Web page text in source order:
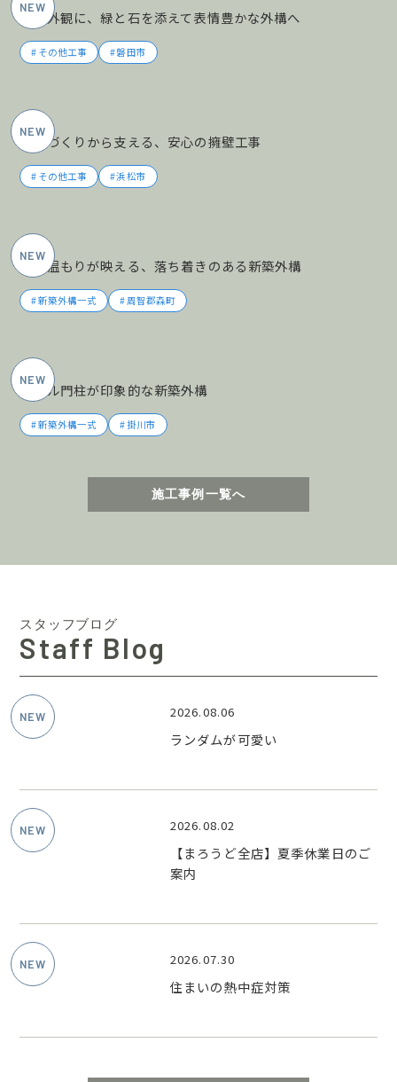
黒の外観に、緑と石を添えて表情豊かな外構へ
その他工事 磐田市
土地づくりから支える、安心の擁壁工事
その他工事 浜松市
木の温もりが映える、落ち着きのある新築外構
新築外構一式 周智郡森町
タイル門柱が印象的な新築外構
新築外構一式 掛川市
施工事例一覧へ
スタッフブログ
Staff Blog
2026.08.06
ランダムが可愛い
2026.08.02
【まろうど全店】夏季休業日のご
案内
2026.07.30
住まいの熱中症対策